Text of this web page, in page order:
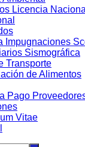
Licencia
Impugnaciones
Sismográfica
Transporte
de Alimentos
Pago
Vitae